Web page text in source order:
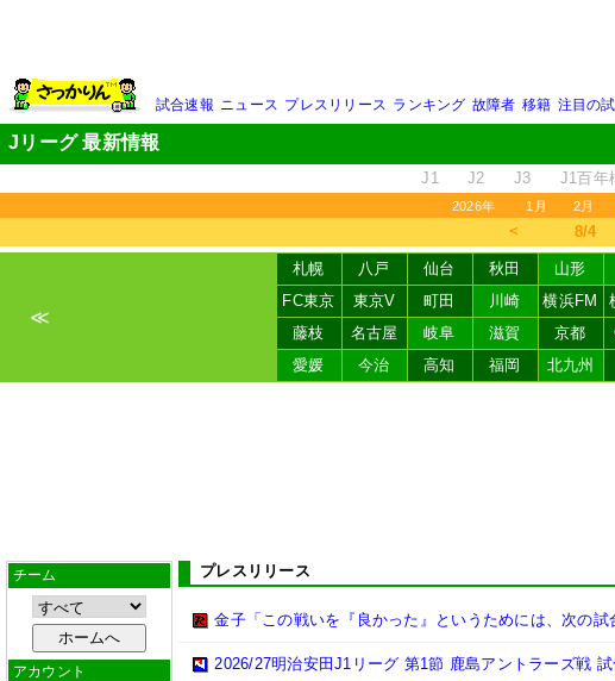
試合速報 ニュース プレスリリース ランキング 故障者 移籍 注目の
Jリーグ 最新情報
J1 J2 J3 J1百年
2026年 1月 2月
＜ 8/4
≪
札幌 八戸 仙台 秋田 山形
FC東京
東京V 町田 川崎 横浜FM
藤枝
名古屋 岐阜 滋賀 京都
愛媛
今治 高知 福岡 北九州
チーム
アカウント
プレスリリース
金子「この戦いを『良かった』というためには、次の試
2026/27明治安田J1リーグ 第1節 鹿島アントラーズ戦